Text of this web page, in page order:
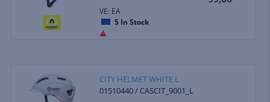
VE: EA
5 In Stock
CITY HELMET WHITE L
01510440 / CASCIT_9001_L